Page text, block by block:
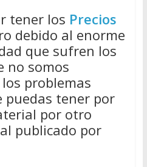
tener los Precios
debido al enorme
que sufren los
no somos
problemas
puedas tener por
por otro
publicado por